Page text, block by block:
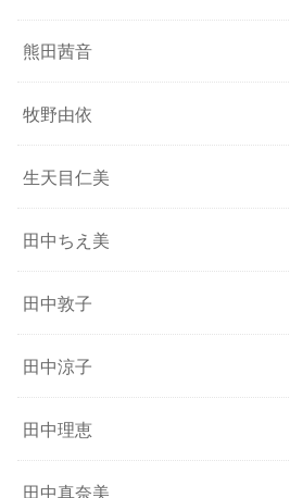
熊田茜音
牧野由依
生天目仁美
田中ちえ美
田中敦子
田中涼子
田中理恵
田中真奈美